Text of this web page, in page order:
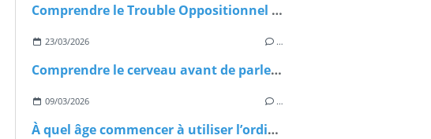
Comprendre le Trouble Oppositionnel avec Provocation (TOP) : mieux accompagner les enfants au quotidien
23/03/2026 …
Comprendre le cerveau avant de parler du TDAH : les bases essentielles
09/03/2026 …
À quel âge commencer à utiliser l’ordinateur quand on présente un Trouble Dys ?